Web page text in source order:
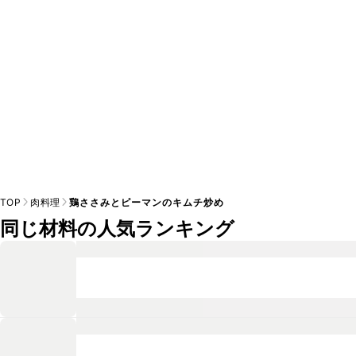
TOP 肉料理 鶏ささみとピーマンのキムチ炒め
同じ材料の人気ランキング